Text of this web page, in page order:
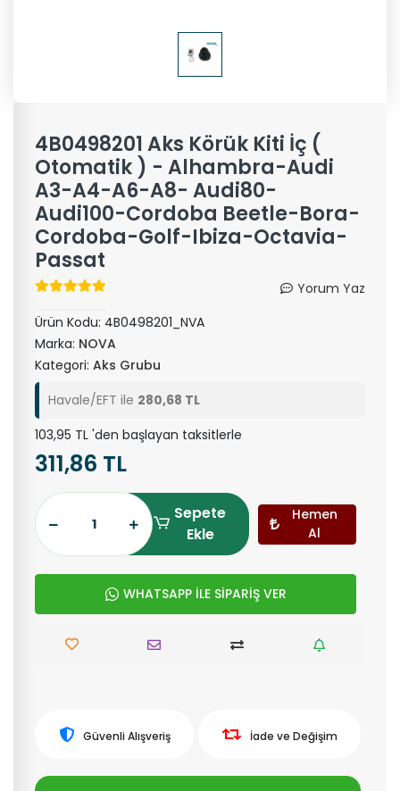
4B0498201 Aks Körük Kiti İç (
Otomatik ) - Alhambra-Audi
A3-A4-A6-A8- Audi80-
Audi100-Cordoba Beetle-Bora-
Cordoba-Golf-Ibiza-Octavia-
Passat
Yorum Yaz
Ürün Kodu: 4B0498201_NVA
Marka: NOVA
Kategori: Aks Grubu
Havale/EFT ile 280,68 TL
103,95 TL 'den başlayan taksitlerle
311,86 TL
Sepete
Ekle
Hemen
Al
WHATSAPP İLE SİPARİŞ VER
Güvenli Alışveriş İade ve Değişim